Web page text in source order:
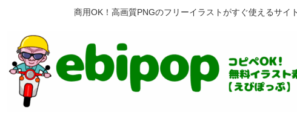
商用OK！高画質PNGのフリーイラストがすぐ使えるサイ